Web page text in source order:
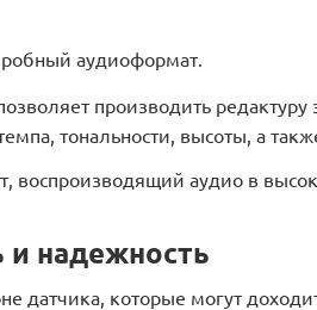
аудиоформат.
производить
тональности, высоты, а
воспроизводящий аудио в
и надежность
датчика, которые могут